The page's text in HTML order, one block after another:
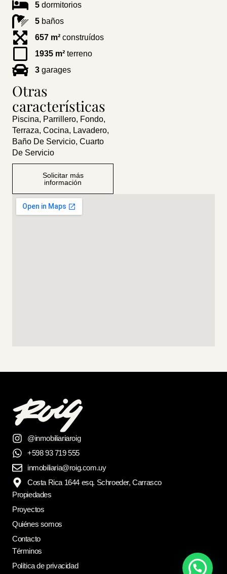
5 dormitorios
5 baños
657 m² construídos
1935 m² terreno
3 garages
Otras
características
Piscina, Parrillero, Fondo,
Terraza, Cocina, Lavadero,
Baño De Servicio, Cuarto
De Servicio
Solicitar más
información
@inmobiliariaroig
+598 93 719 555
inmobiliaria@roig.com.uy
Costa Rica 1644 esq. Schroeder, Carrasco
Propiedades
Proyectos
Quiénes somos
Contacto
Términos
Política de privacidad